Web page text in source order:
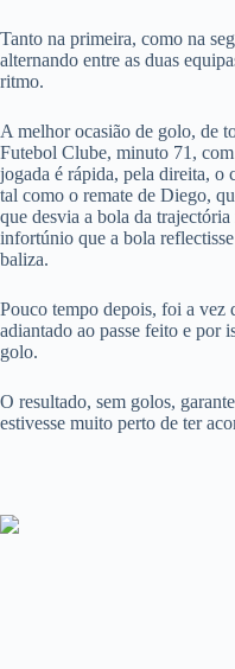
Tanto na primeira, como na
alternando entre as duas
ritmo.
A melhor ocasião de golo, de
Futebol Clube, minuto 71,
jogada é rápida, pela direita, o
tal como o remate de Diego,
que desvia a bola da
infortúnio que a bola
baliza.
Pouco tempo depois, foi a vez
adiantado ao passe feito e por
golo.
O resultado, sem golos,
estivesse muito perto de ter